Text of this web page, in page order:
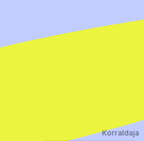
Korraldaja